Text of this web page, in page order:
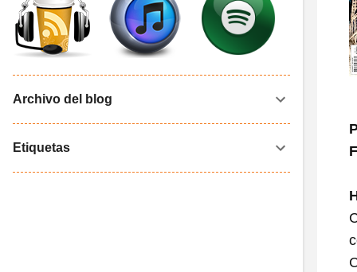
Archivo del blog
Etiquetas